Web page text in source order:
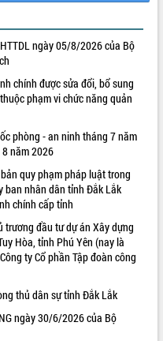
ngày 05/8/2026 của Bộ
chính được sửa đổi, bổ sung
phạm vi chức năng quản
phòng - an ninh tháng 7 năm
năm 2026
quy phạm pháp luật trong
ban nhân dân tỉnh Đắk Lắk
chính cấp tỉnh
trương đầu tư dự án Xây dựng
Hòa, tỉnh Phú Yên (nay là
ty Cổ phần Tập đoàn công
thủ dân sự tỉnh Đắk Lắk
ngày 30/6/2026 của Bộ